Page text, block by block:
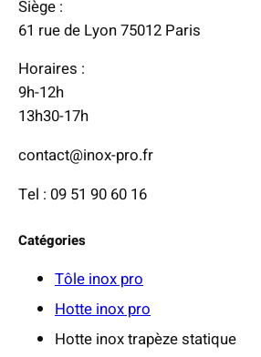
Siège :
61 rue de Lyon 75012 Paris
Horaires :
9h-12h
13h30-17h
contact@inox-pro.fr
Tel : 09 51 90 60 16
Catégories
Tôle inox pro
Hotte inox pro
Hotte inox trapèze statique